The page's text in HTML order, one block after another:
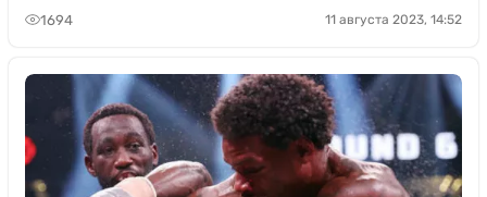
1694 11 августа 2023, 14:52